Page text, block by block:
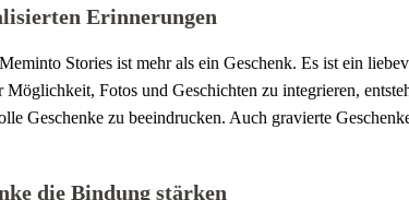
Erinnerungen
Stories ist mehr als ein Geschenk. Es ist ein
Möglichkeit, Fotos und Geschichten zu integrieren,
Geschenke zu beeindrucken. Auch gravierte
die Bindung stärken